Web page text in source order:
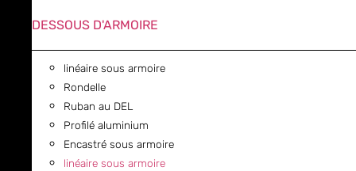
DESSOUS D'ARMOIRE
linéaire sous armoire
Rondelle
Ruban au DEL
Profilé aluminium
Encastré sous armoire
linéaire sous armoire